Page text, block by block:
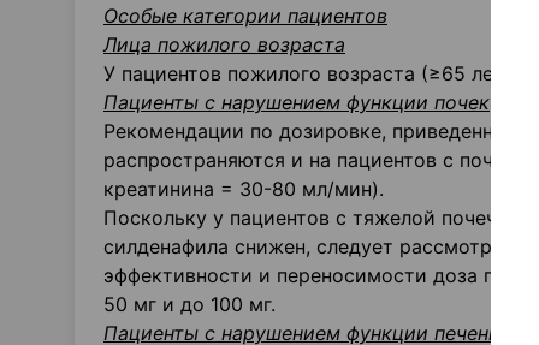
Особые категории пациентов
Лица пожилого возраста
У пациентов пожилого возраста (≥65 лет)
Пациенты с нарушением функции почек
Рекомендации по дозировке, приведенные
распространяются и на пациентов с
креатинина = 30-80 мл/мин).
Поскольку у пациентов с тяжелой
силденафила снижен, следует рассмотреть
эффективности и переносимости доза
50 мг и до 100 мг.
Пациенты с нарушением функции печени